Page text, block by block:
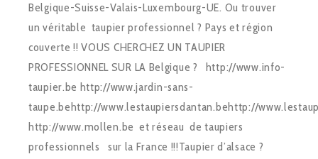
Belgique-Suisse-Valais-Luxembourg-UE. Ou trouver
un véritable taupier professionnel ? Pays et région
couverte !! VOUS CHERCHEZ UN TAUPIER
PROFESSIONNEL SUR LA Belgique ? http://www.info-
taupier.be http://www.jardin-sans-
taupe.behttp://www.lestaupiersdantan.behttp://
http://www.mollen.be et réseau de taupiers
professionnels sur la France !!!Taupier d’alsace ?